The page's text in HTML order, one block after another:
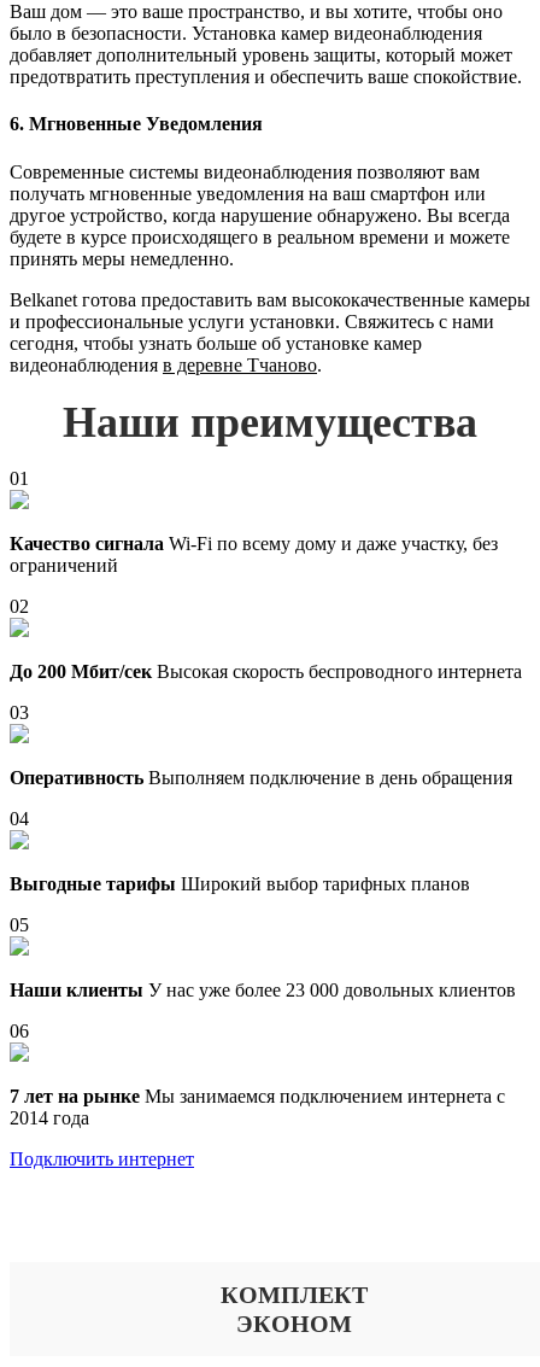
Ваш дом — это ваше пространство, и вы хотите, чтобы оно
было в безопасности. Установка камер видеонаблюдения
добавляет дополнительный уровень защиты, который может
предотвратить преступления и обеспечить ваше спокойствие.
6. Мгновенные Уведомления
Современные системы видеонаблюдения позволяют вам
получать мгновенные уведомления на ваш смартфон или
другое устройство, когда нарушение обнаружено. Вы всегда
будете в курсе происходящего в реальном времени и можете
принять меры немедленно.
Belkanet готова предоставить вам высококачественные камеры
и профессиональные услуги установки. Свяжитесь с нами
сегодня, чтобы узнать больше об установке камер
видеонаблюдения в деревне Тчаново.
Наши преимущества
01
Качество сигнала Wi-Fi по всему дому и даже участку, без
ограничений
02
До 200 Мбит/сек Высокая скорость беспроводного интернета
03
Оперативность Выполняем подключение в день обращения
04
Выгодные тарифы Широкий выбор тарифных планов
05
Наши клиенты У нас уже более 23 000 довольных клиентов
06
7 лет на рынке Мы занимаемся подключением интернета с
2014 года
Подключить интернет
КОМПЛЕКТ
ЭКОНОМ